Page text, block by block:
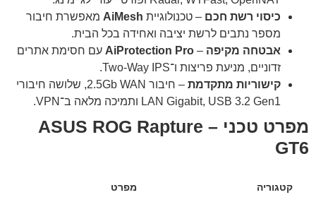
כיסוי רשת חכם – טכנולוגיית AiMesh מאפשרת חיבור
מספר נתבים לרשת יציבה ואחידה בכל הבית.
אבטחה מקיפה –
AiProtection Pro עם חסימת אתרים
זדוניים, מניעת פריצות ו־Two-Way IPS.
קישוריות מתקדמת
– חיבור 2.5Gb WAN, שלושה חיבורי
LAN Gigabit, USB 3.2 Gen1 ותמיכה מלאה ב־VPN.
מפרט טכני – ASUS ROG Rapture
GT6
קטגוריה מפרט